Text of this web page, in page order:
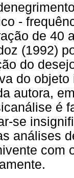
-
de 40
(1992)
do
do
autora,
é
se
análises
com